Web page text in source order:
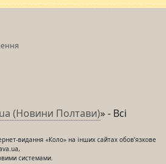
(Новини Полтави)» - Всі
видання «Коло» на інших сайтах обов’язкове
системами.